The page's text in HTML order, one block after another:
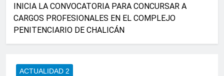
INICIA LA CONVOCATORIA PARA CONCURSAR A
CARGOS PROFESIONALES EN EL COMPLEJO
PENITENCIARIO DE CHALICÁN
ACTUALIDAD 2